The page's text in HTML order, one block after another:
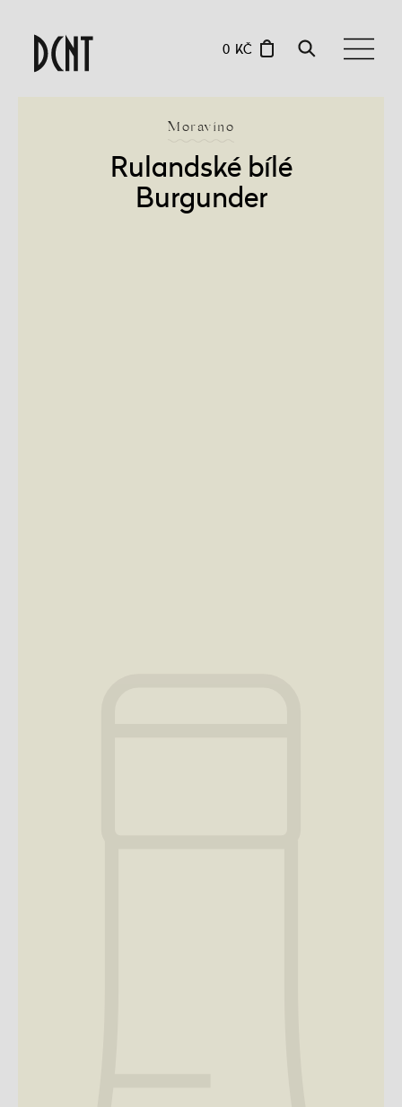
0 KČ
Moravíno
Rulandské bílé
Burgunder